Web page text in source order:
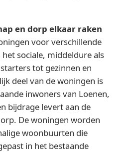
en dorp elkaar raken
voor verschillende
sociale, middeldure als
tot gezinnen en
deel van de woningen is
inwoners van Loenen,
bijdrage levert aan de
De woningen worden
woonbuurten die
in het bestaande